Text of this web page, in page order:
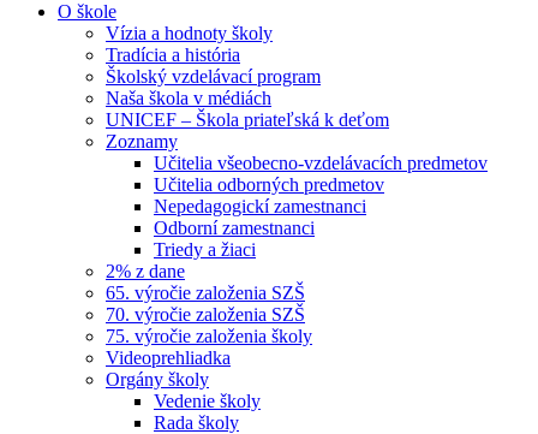
O škole
Vízia a hodnoty školy
Tradícia a história
Školský vzdelávací program
Naša škola v médiách
UNICEF – Škola priateľská k deťom
Zoznamy
Učitelia všeobecno-vzdelávacích predmetov
Učitelia odborných predmetov
Nepedagogickí zamestnanci
Odborní zamestnanci
Triedy a žiaci
2% z dane
65. výročie založenia SZŠ
70. výročie založenia SZŠ
75. výročie založenia školy
Videoprehliadka
Orgány školy
Vedenie školy
Rada školy